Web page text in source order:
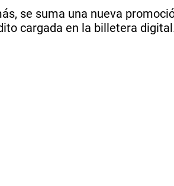
se suma una nueva
cargada en la billetera